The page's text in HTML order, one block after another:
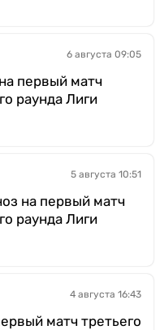
6 августа 09:05
первый матч
раунда Лиги
5 августа 10:51
на первый матч
раунда Лиги
4 августа 16:43
матч третьего